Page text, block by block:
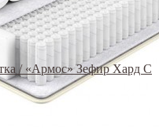
/ «Армос» Зефир Хард С